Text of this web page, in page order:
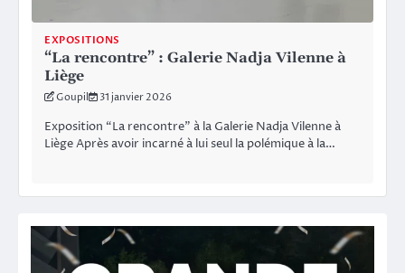
EXPOSITIONS
“La rencontre” : Galerie Nadja Vilenne à
Liège
Goupil 31 janvier 2026
Exposition “La rencontre” à la Galerie Nadja Vilenne à
Liège Après avoir incarné à lui seul la polémique à la…